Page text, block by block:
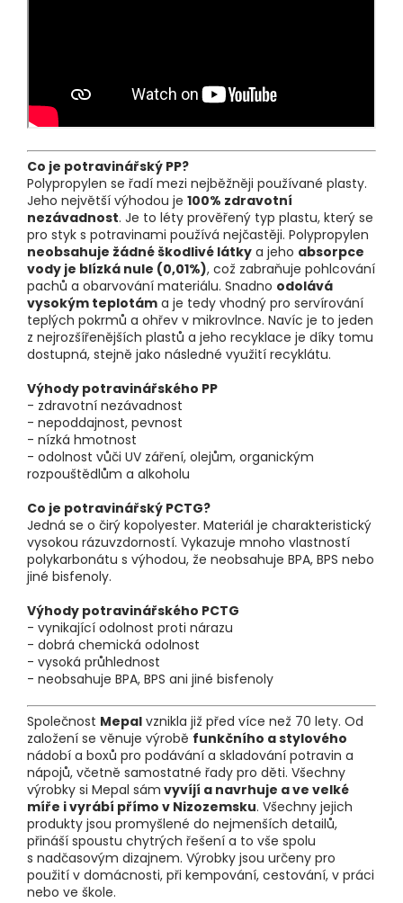
Co je potravinářský PP?
Polypropylen se řadí mezi nejběžněji používané plasty.
Jeho největší výhodou je 100% zdravotní
nezávadnost. Je to léty prověřený typ plastu, který se
pro styk s potravinami používá nejčastěji. Polypropylen
neobsahuje žádné škodlivé látky a jeho absorpce
vody je blízká nule (0,01%), což zabraňuje pohlcování
pachů a obarvování materiálu. Snadno odolává
vysokým teplotám a je tedy vhodný pro servírování
teplých pokrmů a ohřev v mikrovlnce. Navíc je to jeden
z nejrozšířenějších plastů a jeho recyklace je díky tomu
dostupná, stejně jako následné využití recyklátu.
Výhody potravinářského PP
- zdravotní nezávadnost
- nepoddajnost, pevnost
- nízká hmotnost
- odolnost vůči UV záření, olejům, organickým
rozpouštědlům a alkoholu
Co je potravinářský PCTG?
Jedná se o čirý kopolyester. Materiál je charakteristický
vysokou rázuvzdorností. Vykazuje mnoho vlastností
polykarbonátu s výhodou, že neobsahuje BPA, BPS nebo
jiné bisfenoly.
Výhody potravinářského PCTG
- vynikající odolnost proti nárazu
- dobrá chemická odolnost
- vysoká průhlednost
- neobsahuje BPA, BPS ani jiné bisfenoly
Společnost Mepal vznikla již před více než 70 lety. Od
založení se věnuje výrobě funkčního a stylového
nádobí a boxů pro podávání a skladování potravin a
nápojů, včetně samostatné řady pro děti. Všechny
výrobky si Mepal sám vyvíjí a navrhuje a ve velké
míře i vyrábí přímo v Nizozemsku. Všechny jejich
produkty jsou promyšlené do nejmenších detailů,
přináší spoustu chytrých řešení a to vše spolu
s nadčasovým dizajnem. Výrobky jsou určeny pro
použití v domácnosti, při kempování, cestování, v práci
nebo ve škole.